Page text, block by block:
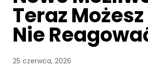
Teraz Możesz
Nie
25 czerwca, 2026